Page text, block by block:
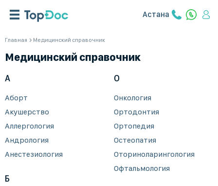
Астана
Главная Медицинский справочник
Медицинский справочник
А
Аборт
Акушерство
Аллергология
Андрология
Анестезиология
Б
О
Онкология
Ортодонтия
Ортопедия
Остеопатия
Оториноларингология
Офтальмология